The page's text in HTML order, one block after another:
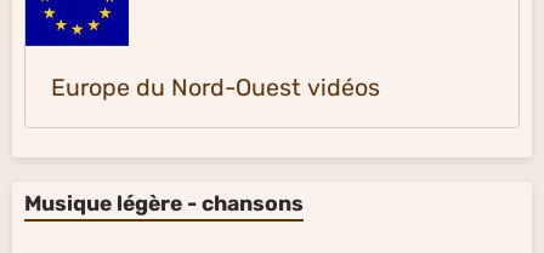
Europe du Nord-Ouest vidéos
Musique légère - chansons